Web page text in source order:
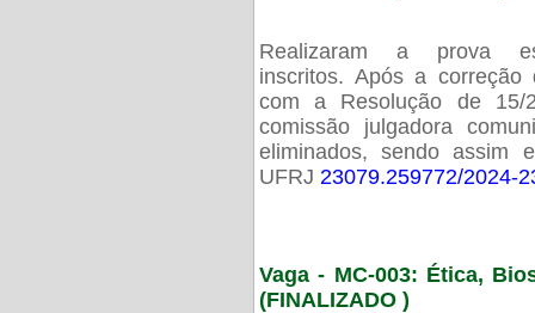
Realizaram a prova
inscritos. Após a
com a Resolução de 15/
comissão julgadora
eliminados, sendo assim
UFRJ 23079.259772/2024-
Vaga - MC-003: Ética,
(FINALIZADO )